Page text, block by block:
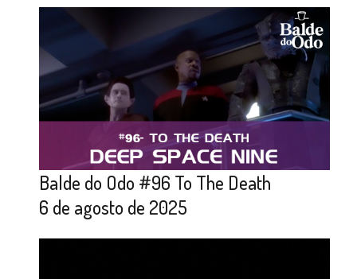
Balde do Odo #96 To The Death
6 de agosto de 2025